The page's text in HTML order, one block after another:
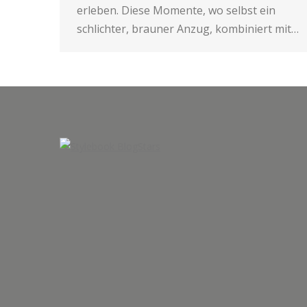
erleben. Diese Momente, wo selbst ein
schlichter, brauner Anzug, kombiniert mit…